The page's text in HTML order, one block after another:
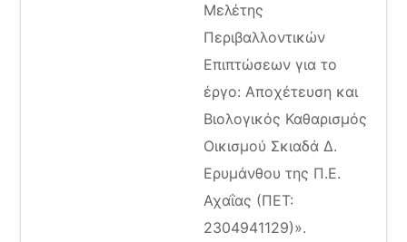
Μελέτης
Περιβαλλοντικών
Επιπτώσεων για το
έργο: Αποχέτευση και
Βιολογικός Καθαρισμός
Οικισμού Σκιαδά Δ.
Ερυμάνθου της Π.Ε.
Αχαΐας (ΠΕΤ:
2304941129)».